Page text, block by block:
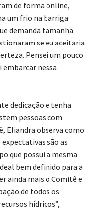
de forma online,
um frio na barriga
demanda tamanha
se eu aceitaria
Pensei um pouco
embarcar nessa
dedicação e tenha
pessoas com
Eliandra observa como
são as
que possui a mesma
bem definido para a
ainda mais o Comitê e
de todos os
hídricos”,